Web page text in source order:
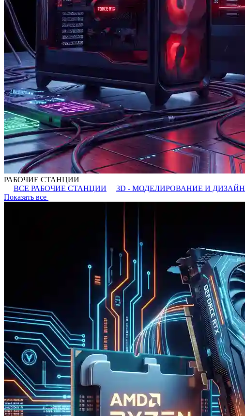
РАБОЧИЕ СТАНЦИИ
ВСЕ РАБОЧИЕ СТАНЦИИ
3D - МОДЕЛИРОВАНИЕ И ДИЗАЙН
Показать все